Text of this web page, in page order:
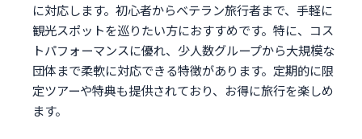
に対応します。初心者からベテラン旅行者まで、手軽に
観光スポットを巡りたい方におすすめです。特に、コス
トパフォーマンスに優れ、少人数グループから大規模な
団体まで柔軟に対応できる特徴があります。定期的に限
定ツアーや特典も提供されており、お得に旅行を楽しめ
ます。